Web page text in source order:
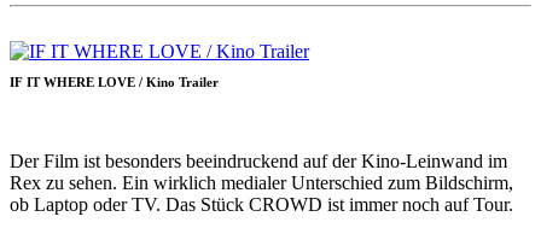
IF IT WHERE LOVE / Kino Trailer
Der Film ist besonders beeindruckend auf der Kino-Leinwand im
Rex zu sehen. Ein wirklich medialer Unterschied zum Bildschirm,
ob Laptop oder TV. Das Stück CROWD ist immer noch auf Tour.